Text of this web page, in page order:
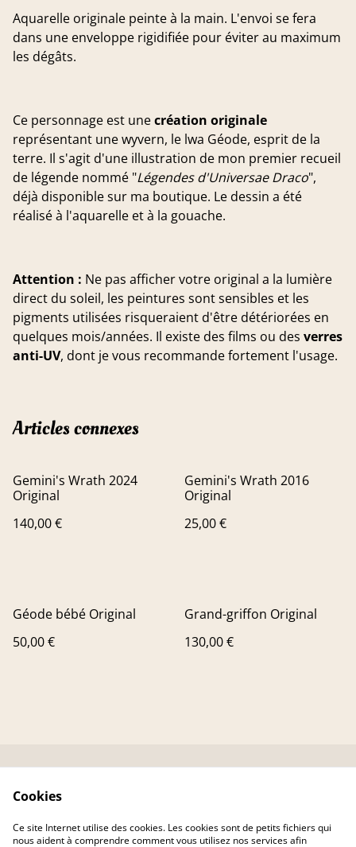
Aquarelle originale peinte à la main. L'envoi se fera
dans une enveloppe rigidifiée pour éviter au maximum
les dégâts.
Ce personnage est unecréation originale
représentant une wyvern, le lwa Géode, esprit de la
terre. Il s'agit d'une illustration de mon premier recueil
de légende nommé "Légendes d'Universae Draco",
déjà disponible sur ma boutique. Le dessin a été
réalisé à l'aquarelle et à la gouache.
Attention : Ne pas afficher votre original a la lumière
direct du soleil, les peintures sont sensibles et les
pigments utilisées risqueraient d'être détériorées en
quelques mois/années. Il existe des films ou des verres
anti-UV, dont je vous recommande fortement l'usage.
Articles connexes
Gemini's Wrath 2024
Original
140,00 €
Gemini's Wrath 2016
Original
25,00 €
Géode bébé Original
50,00 €
Grand-griffon Original
130,00 €
confidentialité
Politique de cookies
Cookies
Ce site Internet utilise des cookies. Les cookies sont de petits fichiers qui
nous aident à comprendre comment vous utilisez nos services afin